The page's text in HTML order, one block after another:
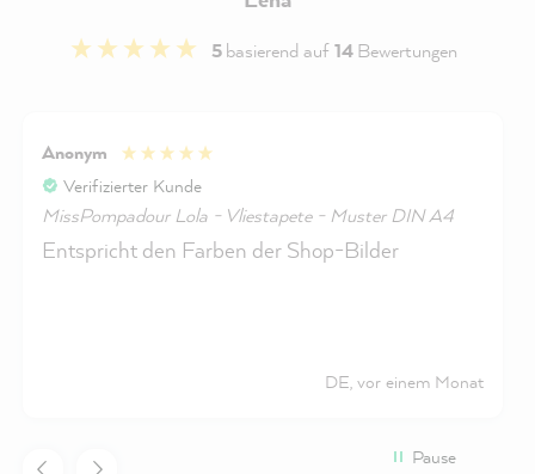
5basierend auf14Bewertungen
Anonym
Verifizierter Kunde
MissPompadour Lola - Vliestapete - Muster DIN A4
Entspricht den Farben der Shop-Bilder
DE, vor einem Monat
Pause